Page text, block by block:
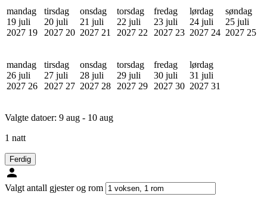
mandag
19 juli
2027 19
tirsdag
20 juli
2027 20
onsdag
21 juli
2027 21
torsdag
22 juli
2027 22
fredag
23 juli
2027 23
lørdag
24 juli
2027 24
søndag
25 juli
2027 25
mandag
26 juli
2027 26
tirsdag
27 juli
2027 27
onsdag
28 juli
2027 28
torsdag
29 juli
2027 29
fredag
30 juli
2027 30
lørdag
31 juli
2027 31
Valgte datoer: 9 aug - 10 aug
1 natt
Ferdig
Valgt antall gjester og rom